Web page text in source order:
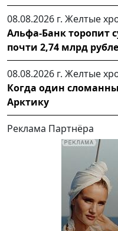
08.08.2026 г. Желтые
Альфа-Банк торопит
почти 2,74 млрд
08.08.2026 г. Желтые
Когда один
Арктику
Реклама Партнёра